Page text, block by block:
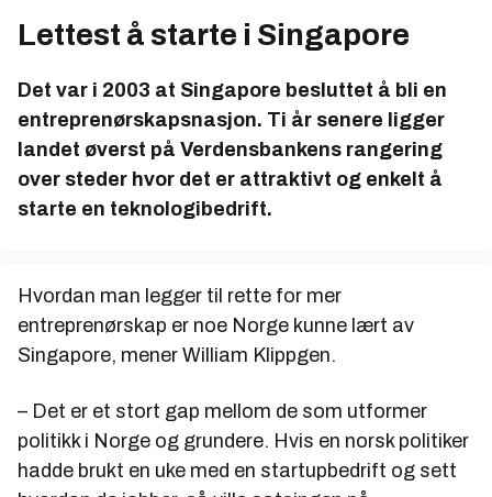
Lettest å starte i Singapore
Det var i 2003 at Singapore besluttet å bli en
entreprenørskapsnasjon. Ti år senere ligger
landet øverst på Verdensbankens rangering
over steder hvor det er attraktivt og enkelt å
starte en teknologibedrift.
Hvordan man legger til rette for mer
entreprenørskap er noe Norge kunne lært av
Singapore, mener William Klippgen.
– Det er et stort gap mellom de som utformer
politikk i Norge og grundere. Hvis en norsk politiker
hadde brukt en uke med en startupbedrift og sett